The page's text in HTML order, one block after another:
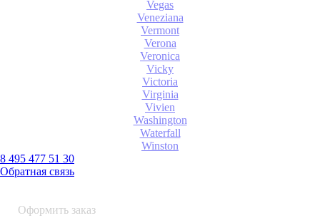
Vegas
Veneziana
Vermont
Verona
Veronica
Vicky
Victoria
Virginia
Vivien
Washington
Waterfall
Winston
8 495 477 51 30
Обратная связь
Оформить заказ